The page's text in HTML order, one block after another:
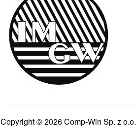
CASE STUDY
AKTUALNOŚCI
RODO
O NAS
WSPARCIE TECH
Copyright © 2026 Comp-Win Sp. z o.o.